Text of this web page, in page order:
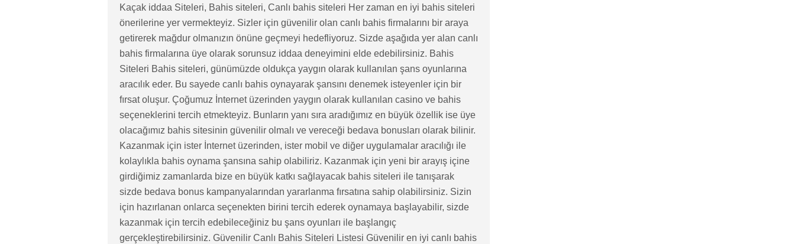
Kaçak iddaa Siteleri, Bahis siteleri, Canlı bahis siteleri Her zaman en iyi bahis siteleri
önerilerine yer vermekteyiz. Sizler için güvenilir olan canlı bahis firmalarını bir araya
getirerek mağdur olmanızın önüne geçmeyi hedefliyoruz. Sizde aşağıda yer alan canlı
bahis firmalarına üye olarak sorunsuz iddaa deneyimini elde edebilirsiniz. Bahis
Siteleri Bahis siteleri, günümüzde oldukça yaygın olarak kullanılan şans oyunlarına
aracılık eder. Bu sayede canlı bahis oynayarak şansını denemek isteyenler için bir
fırsat oluşur. Çoğumuz İnternet üzerinden yaygın olarak kullanılan casino ve bahis
seçeneklerini tercih etmekteyiz. Bunların yanı sıra aradığımız en büyük özellik ise üye
olacağımız bahis sitesinin güvenilir olmalı ve vereceği bedava bonusları olarak bilinir.
Kazanmak için ister İnternet üzerinden, ister mobil ve diğer uygulamalar aracılığı ile
kolaylıkla bahis oynama şansına sahip olabiliriz. Kazanmak için yeni bir arayış içine
girdiğimiz zamanlarda bize en büyük katkı sağlayacak bahis siteleri ile tanışarak
sizde bedava bonus kampanyalarından yararlanma fırsatına sahip olabilirsiniz. Sizin
için hazırlanan onlarca seçenekten birini tercih ederek oynamaya başlayabilir, sizde
kazanmak için tercih edebileceğiniz bu şans oyunları ile başlangıç
gerçekleştirebilirsiniz. Güvenilir Canlı Bahis Siteleri Listesi Güvenilir en iyi canlı bahis